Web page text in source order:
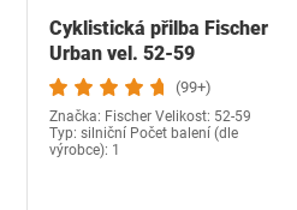
Cyklistická přilba Fischer
Urban vel. 52-59
(99+)
Značka: Fischer Velikost: 52-59
Typ: silniční Počet balení (dle
výrobce): 1